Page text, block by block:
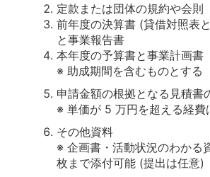
定款または団体の規約や会則
前年度の決算書 (貸借対照表
と事業報告書
本年度の予算書と事業計画書
※ 助成期間を含むものとする
申請⾦額の根拠となる⾒積書
※ 単価が 5 万円を超える経費
その他資料
※ 企画書・活動状況のわかる
枚まで添付可能 (提出は任意)